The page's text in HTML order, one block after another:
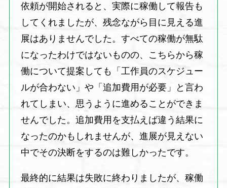
依頼が開始されると、実際に稼働して報告も
してくれましたが、残念ながら目に見える進
展はありませんでした。すべての稼働が無駄
になったわけではないものの、こちらから稼
働について提案しても「工作員のスケジュー
ルが合わない」や「追加費用が必要」と言わ
れてしまい、思うように進めることができま
せんでした。追加費用を支払えば違う結果に
なったのかもしれませんが、進展が見えない
中でその決断をするのは難しかったです。
最終的に結果は失敗に終わりましたが、稼働